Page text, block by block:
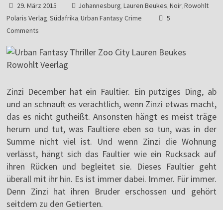
29. März 2015 Johannesburg ,Lauren Beukes ,Noir ,Rowohlt
Polaris Verlag ,Südafrika ,Urban Fantasy Crime
5
Comments
Zinzi December hat ein Faultier. Ein putziges Ding, ab
und an schnauft es verächtlich, wenn Zinzi etwas macht,
das es nicht gutheißt. Ansonsten hängt es meist träge
herum und tut, was Faultiere eben so tun, was in der
Summe nicht viel ist. Und wenn Zinzi die Wohnung
verlässt, hängt sich das Faultier wie ein Rucksack auf
ihren Rücken und begleitet sie. Dieses Faultier geht
überall mit ihr hin. Es ist immer dabei. Immer. Für immer.
Denn Zinzi hat ihren Bruder erschossen und gehört
seitdem zu den Getierten.